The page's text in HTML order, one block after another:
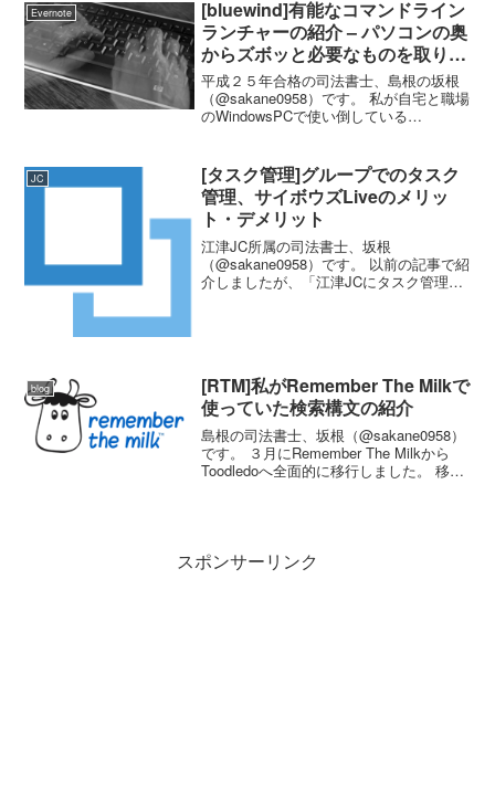
Evernote
[bluewind]有能なコマンドライン
ランチャーの紹介 – パソコンの奥
からズボッと必要なものを取り出
せる感覚
平成２５年合格の司法書士、島根の坂根
（@sakane0958）です。 私が自宅と職場
のWindowsPCで使い倒している
ンランチャーって何？ そもそもランチ
ャ...
JC
[タスク管理]グループでのタスク
管理、サイボウズLiveのメリッ
ト・デメリット
江津JC所属の司法書士、坂根
（@sakane0958）です。 以前の記事で紹
介しましたが、「江津JCにタスク管理を
blog
[RTM]私がRemember The Milkで
使っていた検索構文の紹介
島根の司法書士、坂根（@sakane0958）
です。 ３月にRemember The Milkから
Toodledoへ全面的に移行しました。 移行
スポンサーリンク